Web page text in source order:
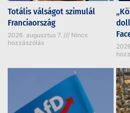
Totális válságot szimulál
Franciaország
2026. augusztus 7.
Nincs
hozzászólás